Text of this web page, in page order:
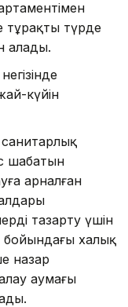
тұрақты түрде
алады.
күйін
шабатын
арналған
тазарту үшін
бойындағы халық
назар
аумағы